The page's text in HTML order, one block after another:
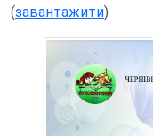
(завантажити)